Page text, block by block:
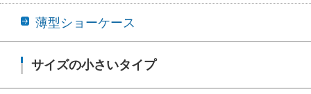
薄型ショーケース
サイズの小さいタイプ